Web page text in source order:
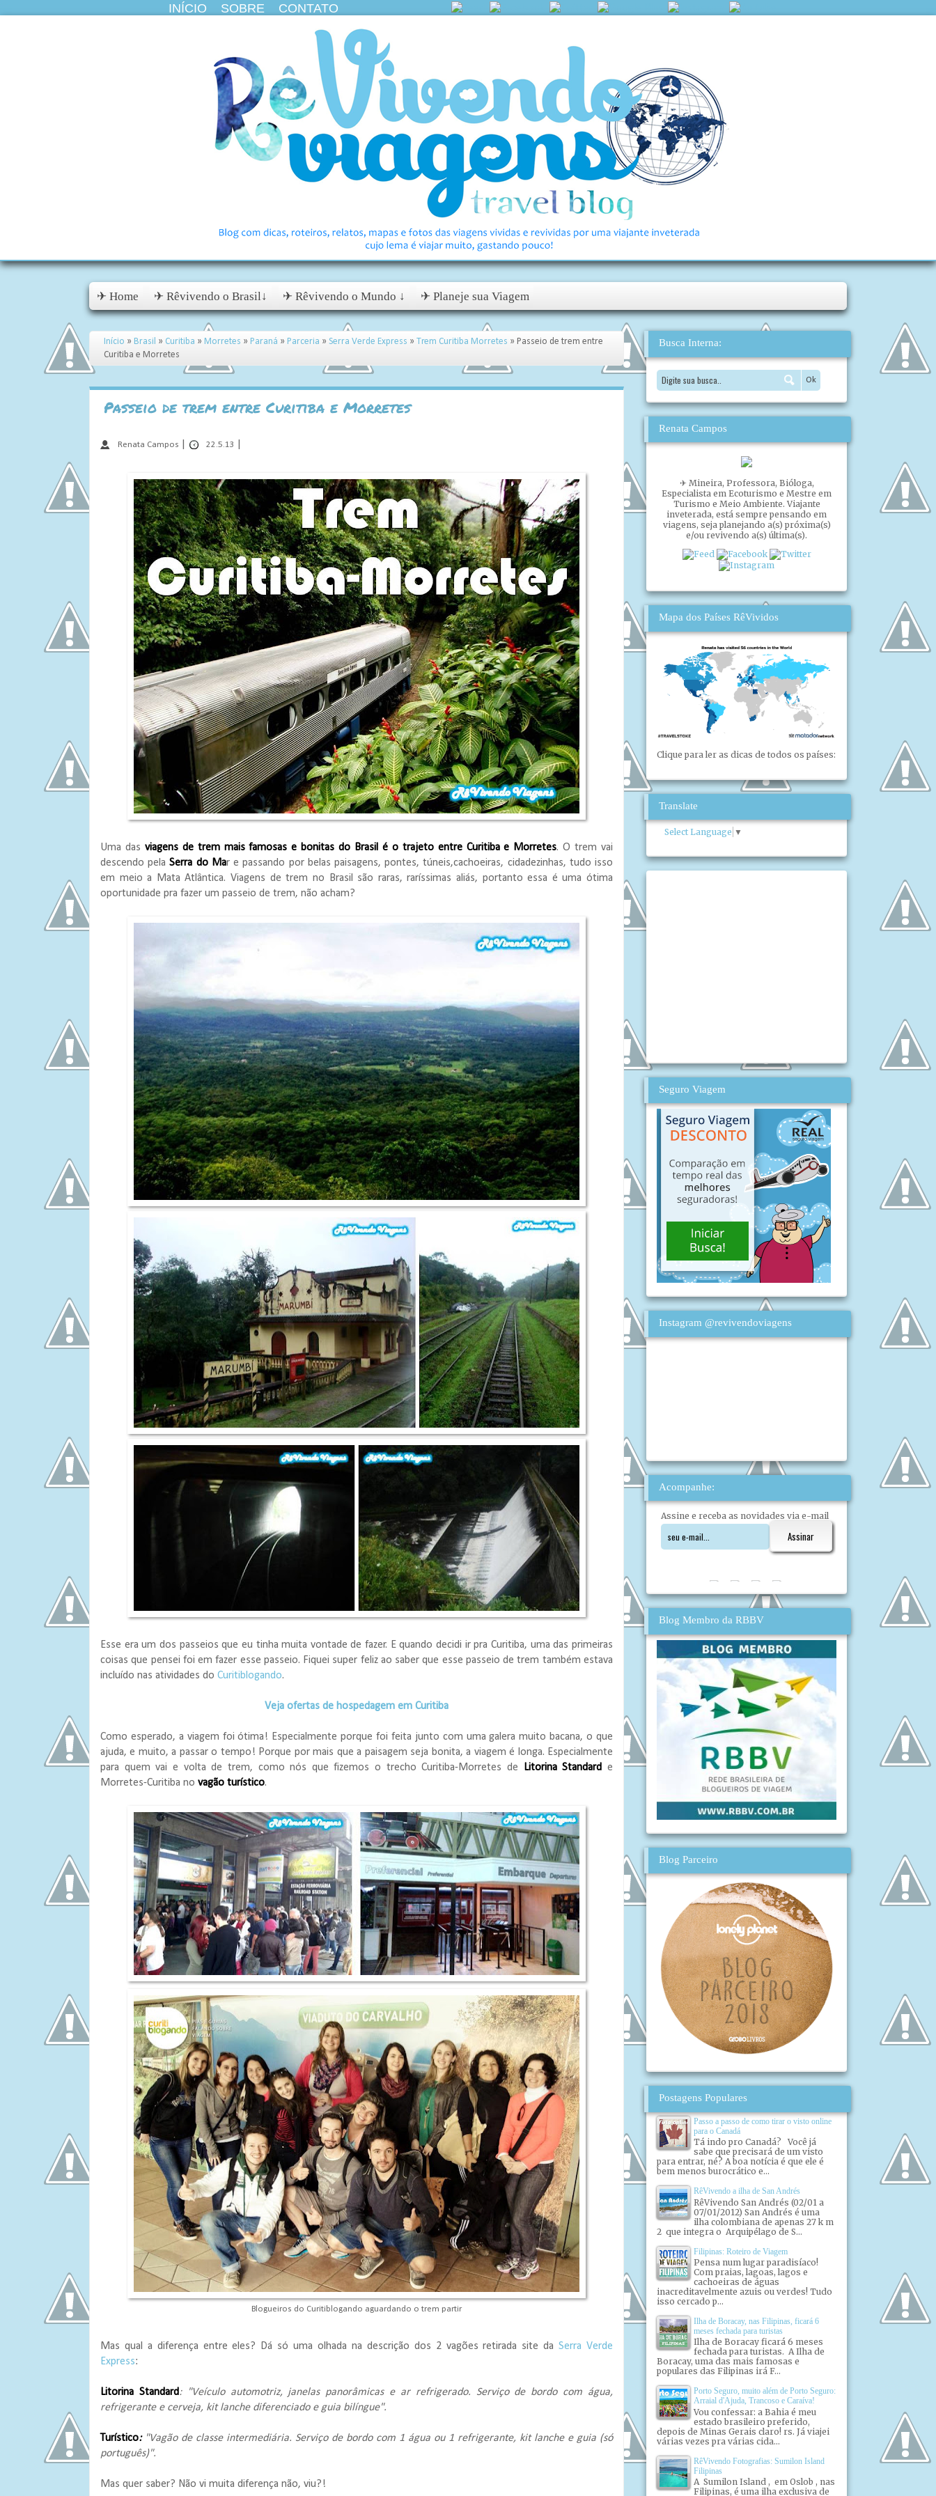
INÍCIO SOBRE CONTATO
✈ Home ✈ Rêvivendo o Brasil↓ ✈ Rêvivendo o Mundo ↓ ✈ Planeje sua Viagem
Início » Brasil » Curitiba » Morretes » Paraná » Parceria » Serra Verde Express » Trem Curitiba Morretes » Passeio de trem entre
Curitiba e Morretes
Passeio de trem entre Curitiba e Morretes
Renata Campos 22.5.13
Uma das viagens de trem mais famosas e bonitas do Brasil é o trajeto entre Curitiba e Morretes. O trem vai
descendo pelaSerra do Mar e passando por belas paisagens, pontes, túneis,cachoeiras, cidadezinhas, tudo isso
em meio a Mata Atlântica. Viagens de trem no Brasil são raras, raríssimas aliás, portanto essa é uma ótima
oportunidade pra fazer um passeio de trem, não acham?
Esse era um dos passeios que eu tinha muita vontade de fazer. E quando decidi ir pra Curitiba, uma das primeiras
coisas que pensei foi em fazer esse passeio. Fiquei super feliz ao saber que esse passeio de trem também estava
incluído nas atividades do Curitiblogando.
Veja ofertas de hospedagem em Curitiba
Como esperado, a viagem foi ótima! Especialmente porque foi feita junto com uma galera muito bacana, o que
ajuda, e muito, a passar o tempo! Porque por mais que a paisagem seja bonita, a viagem é longa. Especialmente
para quem vai e volta de trem, como nós que fizemos o trecho Curitiba-Morretes de Litorina Standard e
Morretes-Curitiba no vagão turístico.
Blogueiros do Curitiblogando aguardando o trem partir
Mas qual a diferença entre eles? Dá só uma olhada na descrição dos 2 vagões retirada site daSerra Verde
Express:
Litorina Standard: "Veículo automotriz, janelas panorâmicas e ar refrigerado. Serviço de bordo com água,
refrigerante e cerveja, kit lanche diferenciado e guia bilíngue".
Turístico:"Vagão de classe intermediária. Serviço de bordo com 1 água ou 1 refrigerante, kit lanche e guia (só
português)".
Mas quer saber? Não vi muita diferença não, viu?!
Busca Interna:
Renata Campos
✈ Mineira, Professora, Bióloga,
Especialista em Ecoturismo e Mestre em
Turismo e Meio Ambiente. Viajante
inveterada, está sempre pensando em
viagens, seja planejando a(s) próxima(s)
e/ou revivendo a(s) última(s).
Mapa dos Países RêVividos
Clique para ler as dicas de todos os países:
Translate
Select Language ▼
Seguro Viagem
Instagram @revivendoviagens
Acompanhe:
Assine e receba as novidades via e-mail
Blog Membro da RBBV
Blog Parceiro
Postagens Populares
Passo a passo de como tirar o visto online
para o Canadá
Tá indo pro Canadá? Você já
sabe que precisará de um visto
para entrar, né? A boa notícia é que ele é
bem menos burocrático e...
RêVivendo a ilha de San Andrés
RêVivendo San Andrés (02/01 a
07/01/2012) San Andrés é uma
ilha colombiana de apenas 27 k m
2 que integra o Arquipélago de S...
Filipinas: Roteiro de Viagem
Pensa num lugar paradisíaco!
Com praias, lagoas, lagos e
cachoeiras de águas
inacreditavelmente azuis ou verdes! Tudo
isso cercado p...
Ilha de Boracay, nas Filipinas, ficará 6
meses fechada para turistas
Ilha de Boracay ficará 6 meses
fechada para turistas. A Ilha de
Boracay, uma das mais famosas e
populares das Filipinas irá F...
Porto Seguro, muito além de Porto Seguro:
Arraial d'Ajuda, Trancoso e Caraíva!
Vou confessar: a Bahia é meu
estado brasileiro preferido,
depois de Minas Gerais claro! rs. Já viajei
várias vezes pra várias cida...
RêVivendo Fotografias: Sumilon Island
Filipinas
A Sumilon Island , em Oslob , nas
Filipinas, é uma ilha exclusiva de